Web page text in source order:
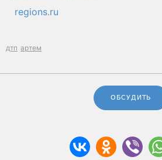
regions.ru
дтп артем
ОБСУДИТЬ